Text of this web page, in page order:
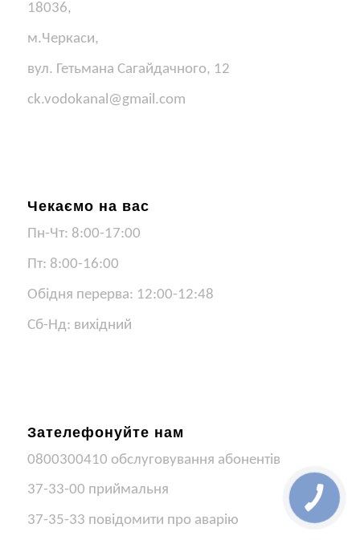
18036,
м.Черкаси,
вул. Гетьмана Сагайдачного, 12
ck.vodokanal@gmail.com
Чекаємо на вас
Пн-Чт: 8:00-17:00
Пт: 8:00-16:00
Обідня перерва: 12:00-12:48
Сб-Нд: вихідний
Зателефонуйте нам
0800300410 обслуговування абонентів
37-33-00 приймальня
37-35-33 повідомити про аварію